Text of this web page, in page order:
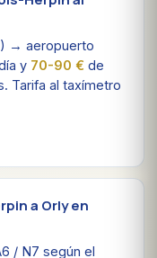
→ aeropuerto
y 70-90 € de
Tarifa al taxímetro
a Orly en
/ N7 según el